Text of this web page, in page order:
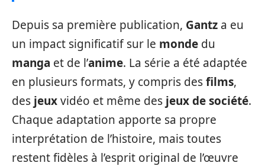
Depuis sa première publication, Gantz a eu
un impact significatif sur le monde du
manga et de l’anime. La série a été adaptée
en plusieurs formats, y compris desfilms,
des jeuxvidéo et même des jeux de société.
Chaque adaptation apporte sa propre
interprétation de l’histoire, mais toutes
restent fidèles à l’esprit original de l’œuvre